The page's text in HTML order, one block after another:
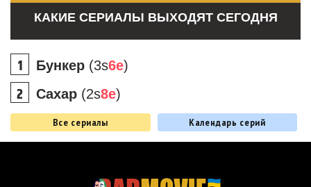
КАКИЕ СЕРИАЛЫ ВЫХОДЯТ СЕГОДНЯ
Бункер (3s6e)
Сахар (2s8e)
Все сериалы Календарь серий